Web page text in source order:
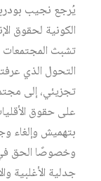
يُرجع نجيب
الكونية لحقوق
تشبث المجتمعات
التحول الذي
تجزيئي، إلى
على حقوق
بتهميش وإلغاء
وخصوصًا الحق في
جدلية الأغلبية